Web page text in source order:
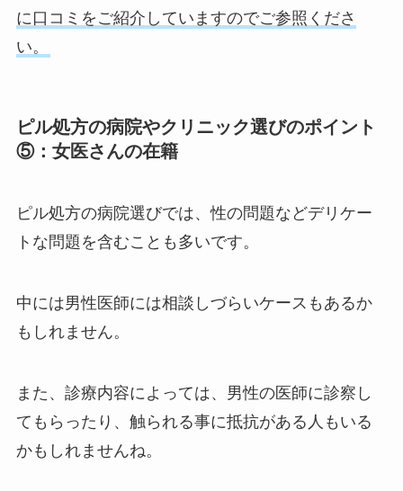
に口コミをご紹介していますのでご参照くださ
い。
ピル処方の病院やクリニック選びのポイント
⑤：女医さんの在籍
ピル処方の病院選びでは、性の問題などデリケー
トな問題を含むことも多いです。
中には男性医師には相談しづらいケースもあるか
もしれません。
また、診療内容によっては、男性の医師に診察し
てもらったり、触られる事に抵抗がある人もいる
かもしれませんね。